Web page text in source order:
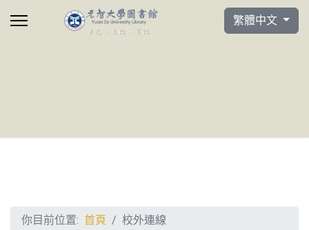
選擇你的語言
繁體中文
你目前位置: 首頁 校外連線